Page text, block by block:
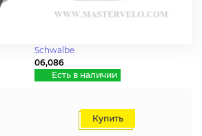
Schwalbe
06,086
Есть в наличии
Купить